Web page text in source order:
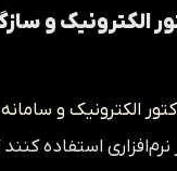
الکترونیک و
الکترونیک و
نرم‌افزاری استفاده